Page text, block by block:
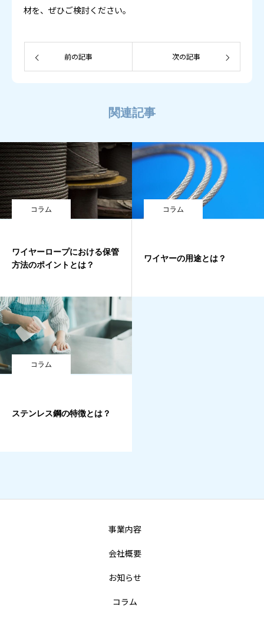
材を、ぜひご検討ください。
前の記事 次の記事
関連記事
コラム
ワイヤーロープにおける保管
方法のポイントとは？
コラム
ワイヤーの用途とは？
コラム
ステンレス鋼の特徴とは？
事業内容
会社概要
お知らせ
コラム